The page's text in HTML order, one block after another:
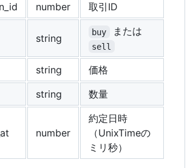
number 取引ID
string
buy または
sell
string
価格
string 数量
number
約定日時
（UnixTimeの
ミリ秒）